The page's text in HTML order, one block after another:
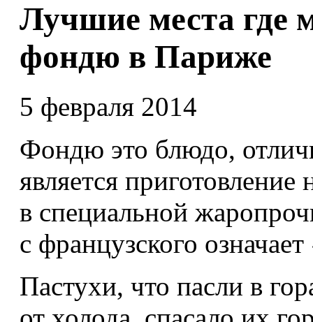
Лучшие места где
фондю в Париже
5 февраля 2014
Фондю это блюдо,
является
в специальной
с французского
Пастухи, что пасли в